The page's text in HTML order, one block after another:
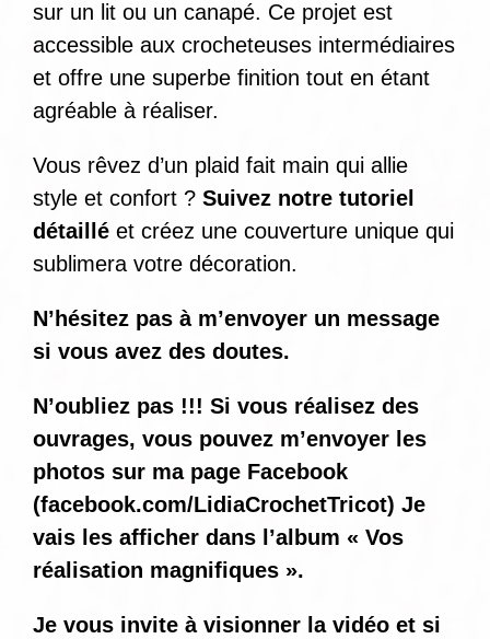
sur un lit ou un canapé. Ce projet est
accessible aux crocheteuses intermédiaires
et offre une superbe finition tout en étant
agréable à réaliser.
Vous rêvez d’un plaid fait main qui allie
style et confort ? Suivez notre tutoriel
détaillé et créez une couverture unique qui
sublimera votre décoration.
N’hésitez pas à m’envoyer un message
si vous avez des doutes.
N’oubliez pas !!! Si vous réalisez des
ouvrages, vous pouvez m’envoyer les
photos sur ma page Facebook
(facebook.com/LidiaCrochetTricot) Je
vais les afficher dans l’album « Vos
réalisation magnifiques ».
Je vous invite à visionner la vidéo et si